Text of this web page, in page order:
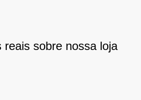
reais sobre nossa loja